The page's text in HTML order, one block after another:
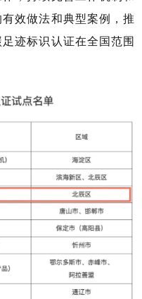
效做法和典型案例，推
迹标识认证在全国范围